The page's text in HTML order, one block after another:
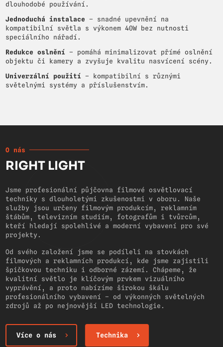
dlouhodobé používání.
Jednoduchá instalace – snadné upevnění na
kompatibilní světla s výkonem 40W bez nutnosti
speciálního nářadí.
Redukce oslnění – pomáhá minimalizovat přímé oslnění
objektu či kamery a zvyšuje kvalitu nasvícení scény.
Univerzální použití – kompatibilní s různými
světelnými systémy a příslušenstvím.
O nás
RIGHT LIGHT
Jsme profesionální půjčovna filmové osvětlovací
techniky s dlouholetými zkušenostmi v oboru. Naše
služby jsou určeny filmovým produkcím, reklamním
štábům, televizním studiím, fotografům i tvůrcům,
kteří hledají spolehlivé a moderní vybavení pro své
projekty.
Od svého založení jsme se podíleli na stovkách
filmových a reklamních produkcí, kde jsme zajistili
špičkovou techniku i odborné zázemí. Chápeme, že
kvalitní světlo je klíčovým prvkem vizuálního
vyprávění, a proto nabízíme širokou škálu
profesionálního vybavení – od výkonných světelných
zdrojů až po nejnovější LED technologie.
Více o nás Technika